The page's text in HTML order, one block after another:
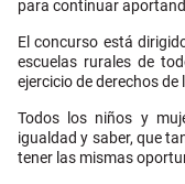
para continuar
El concurso está
escuelas rurales de
ejercicio de derechos
Todos los niños y
igualdad y saber, que
tener las mismas